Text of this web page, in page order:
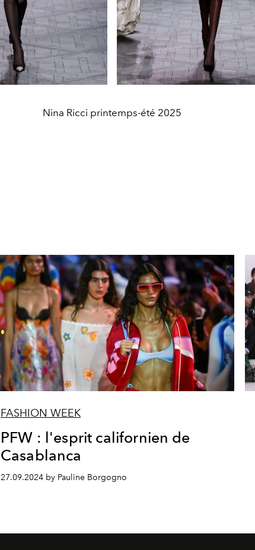
Nina Ricci printemps-été 2025
FASHION WEEK
PFW : l'esprit californien de
Casablanca
27.09.2024 by Pauline Borgogno